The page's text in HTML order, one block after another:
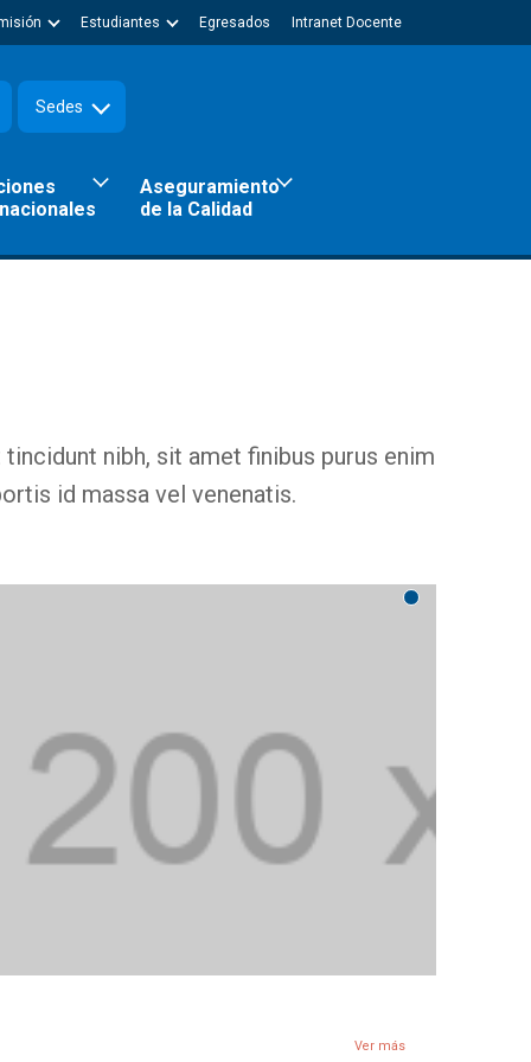
Intranet Docente
Egresados
Estudiantes
Sedes
Aseguramiento
de la Calidad
nibh, sit amet finibus purus enim
id massa vel venenatis.
Ver más